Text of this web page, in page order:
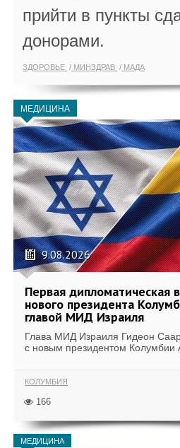
прийти в пункты
донорами.
ЗДОРОВЬЕ МИНЗДРАВ МАДА
МЕДИЦИНА
9.08.2026
Первая дипломатическая
нового президента
главой МИД Израиля
Глава МИД Израиля Гидеон Саар
с новым президентом Колумбии
КОЛУМБИЯ
166
МЕДИЦИНА